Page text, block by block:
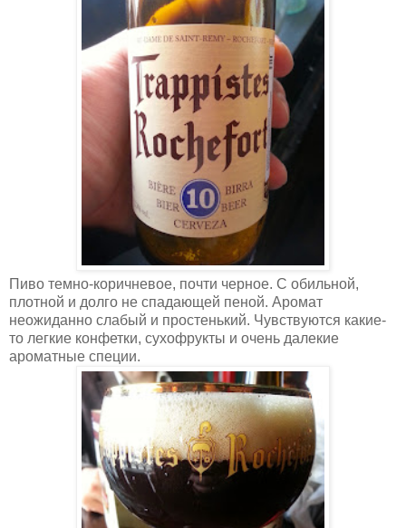
Пиво темно-коричневое, почти черное. С обильной,
плотной и долго не спадающей пеной. Аромат
неожиданно слабый и простенький. Чувствуются какие-
то легкие конфетки, сухофрукты и очень далекие
ароматные специи.